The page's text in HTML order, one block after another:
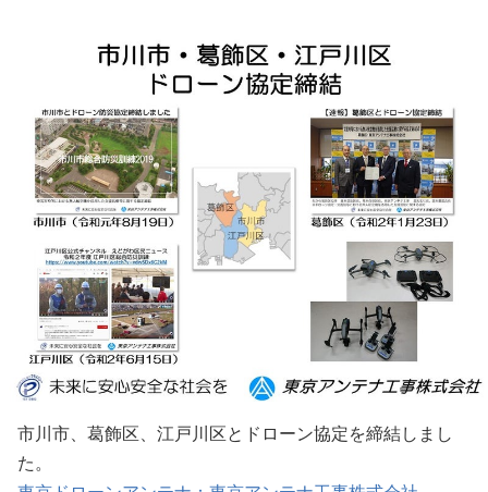
市川市、葛飾区、江戸川区とドローン協定を締結しまし
た。